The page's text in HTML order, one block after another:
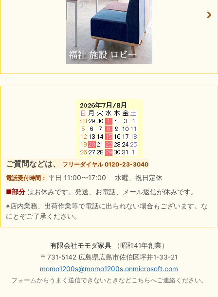
ご質問などは、
フリーダイヤル 0120-23-3040
電話受付時間： 平日 11:00〜17:00 水曜、祝日定休
■部分 はお休みです。発送、お電話、メール返信が休みです。
※店内業務、出荷作業等で電話に出られない場合もございます。な
にとぞご了承ください。
有限会社モモダ家具（昭和41年創業）
〒731-5142 広島県広島市佐伯区坪井1-33-21
momo1200s@momo1200s.onmicrosoft.com
フォームからうまく送信できないときなどこちらへご連絡ください。